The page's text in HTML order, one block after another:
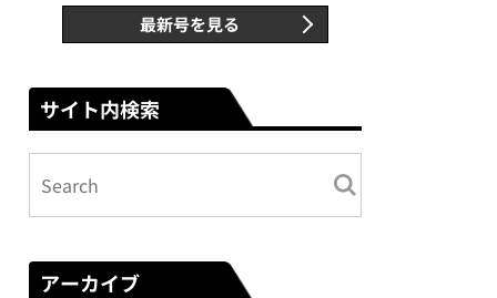
最新号を見る
サイト内検索
アーカイブ